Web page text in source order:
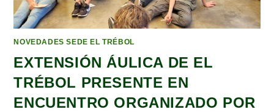
NOVEDADES SEDE EL TRÉBOL
EXTENSIÓN ÁULICA DE EL
TRÉBOL PRESENTE EN
ENCUENTRO ORGANIZADO POR